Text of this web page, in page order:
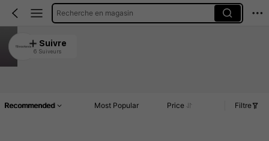
Recherche en magasin
TZnvzutianxia
4.91
Suivre
6 Suiveurs
Recommended Most Popular Price Filtre